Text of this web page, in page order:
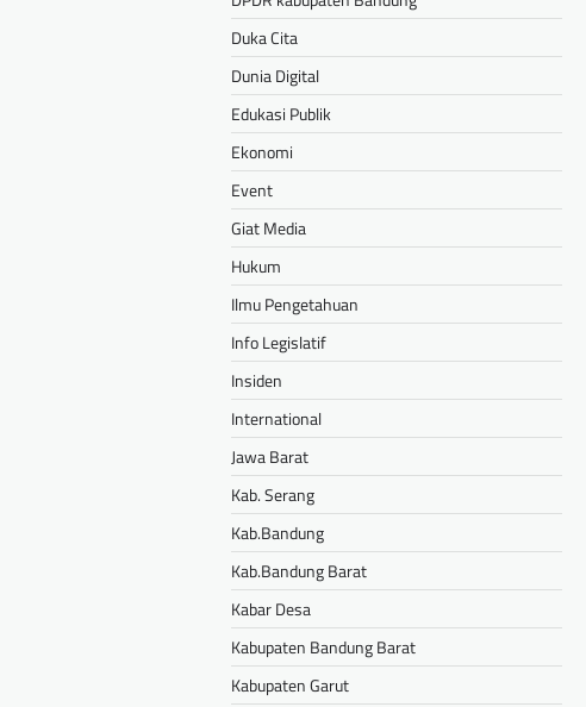
Duka Cita
Dunia Digital
Edukasi Publik
Ekonomi
Event
Giat Media
Hukum
Ilmu Pengetahuan
Info Legislatif
Insiden
International
Jawa Barat
Kab. Serang
Kab.Bandung
Kab.Bandung Barat
Kabar Desa
Kabupaten Bandung Barat
Kabupaten Garut